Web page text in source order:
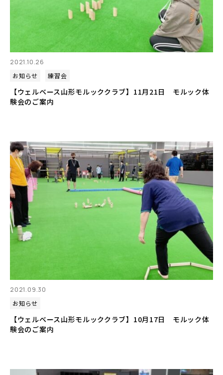
2021.10.26
お知らせ
練習会
【ウェルベース山形モルッククラブ】11月21日 モルック体
験会のご案内
2021.09.30
お知らせ
【ウェルベース山形モルッククラブ】10月17日 モルック体
験会のご案内